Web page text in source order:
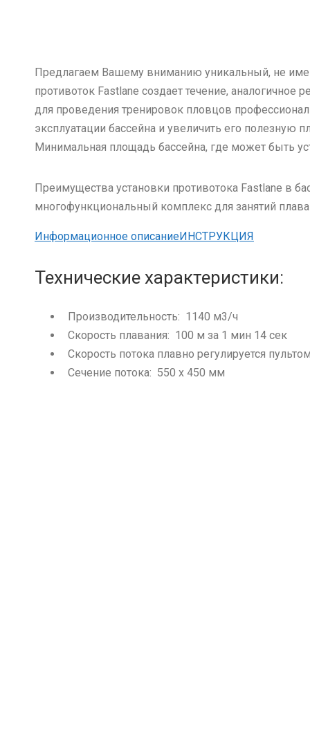
Предлагаем Вашему вниманию уникальный, не
противоток Fastlane создает течение,
для проведения тренировок пловцов
эксплуатации бассейна и увеличить его полезную
Минимальная площадь бассейна, где может быть
Преимущества установки противотока Fastlane в
многофункциональный комплекс для занятий
Информационное описаниеИНСТРУКЦИЯ
Технические характеристики:
Производительность: 1140 м3/ч
Скорость плавания: 100 м за 1 мин 14 сек
Скорость потока плавно регулируется
Сечение потока: 550 х 450 мм